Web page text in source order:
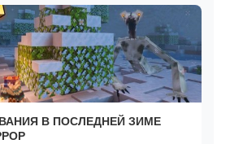
В ПОСЛЕДНЕЙ ЗИМЕ